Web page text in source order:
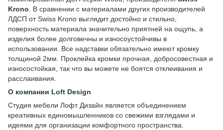
Krono . В сравнении с материалами других производителей
ЛДСП от Swiss Krono выглядит достойно и стильно,
поверхность материала значительно приятней на ощупь, а
изделия более долговечны и износоустойчивы в
использовании. Все надставки обязательно имеют кромку
толщиной 2мм. Проклейка кромки прочная, добросовестная и
износостойкая, так что вы можете не боятся отклеивания и
расслаивания.
О компании Loft Design
Студия мебели Лофт Дизайн является объединением
креативных единомышленников со свежими взглядами и
идеями для организации комфортного пространства.